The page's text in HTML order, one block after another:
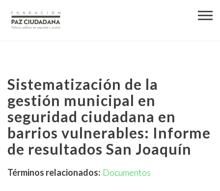
Sistematización de la
gestión municipal en
seguridad ciudadana en
barrios vulnerables: Informe
de resultados San Joaquín
Términos relacionados: Documentos